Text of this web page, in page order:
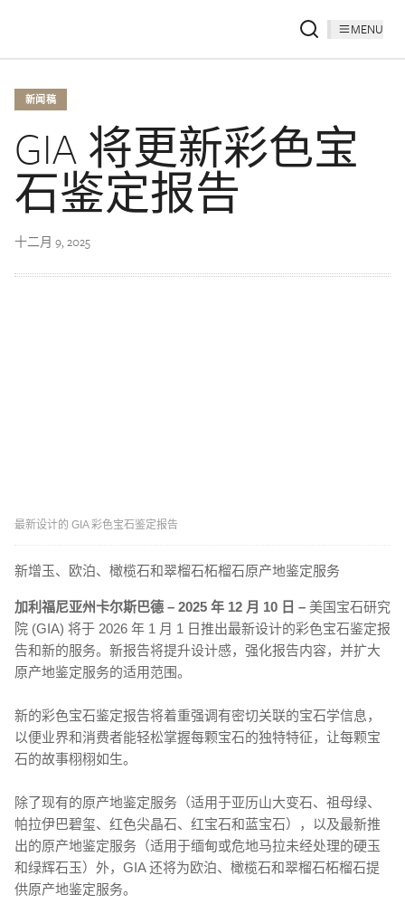
MENU
新闻稿
GIA 将更新彩色宝
石鉴定报告
十二月 9, 2025
最新设计的 GIA 彩色宝石鉴定报告
新增玉、欧泊、橄榄石和翠榴石柘榴石原产地鉴定服务
加利福尼亚州卡尔斯巴德 – 2025 年 12 月 10 日 – 美国宝石研究
院 (GIA) 将于 2026 年 1 月 1 日推出最新设计的彩色宝石鉴定报
告和新的服务。新报告将提升设计感，强化报告内容，并扩大
原产地鉴定服务的适用范围。
新的彩色宝石鉴定报告将着重强调有密切关联的宝石学信息，
以便业界和消费者能轻松掌握每颗宝石的独特特征，让每颗宝
石的故事栩栩如生。
除了现有的原产地鉴定服务（适用于亚历山大变石、祖母绿、
帕拉伊巴碧玺、红色尖晶石、红宝石和蓝宝石），以及最新推
出的原产地鉴定服务（适用于缅甸或危地马拉未经处理的硬玉
和绿辉石玉）外，GIA 还将为欧泊、橄榄石和翠榴石柘榴石提
供原产地鉴定服务。